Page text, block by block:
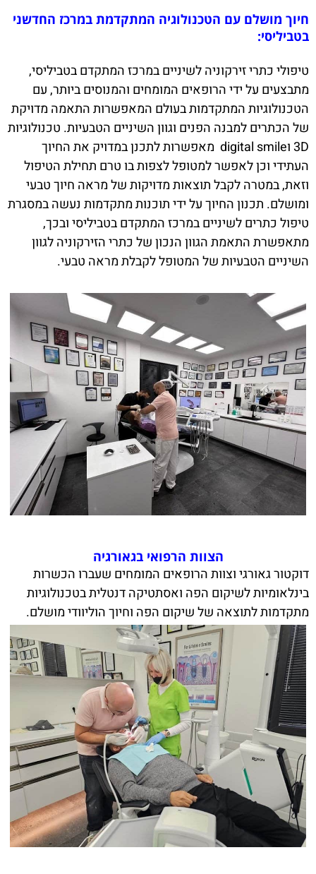
חיוך מושלם עם הטכנולוגיה המתקדמת במרכז החדשני
בטביליסי:
טיפולי כתרי זירקוניה לשיניים במרכז המתקדם בטביליסי,
מתבצעים על ידי הרופאים המומחים והמנוסים ביותר, עם
הטכנולוגיות המתקדמות בעולם המאפשרות התאמה מדויקת
של הכתרים למבנה הפנים וגוון השיניים הטבעיות. טכנולוגיות
3D וdigital smile מאפשרות לתכנן במדויק את החיוך
העתידי וכן לאפשר למטופל לצפות בו טרם תחילת הטיפול
וזאת, במטרה לקבל תוצאות מדויקות של מראה חיוך טבעי
ומושלם. תכנון החיוך על ידי תוכנות מתקדמות נעשה במסגרת
טיפול כתרים לשיניים במרכז המתקדם בטביליסי ובכך,
מתאפשרת התאמת הגוון הנכון של כתרי הזירקוניה לגוון
השיניים הטבעיות של המטופל לקבלת מראה טבעי.
הצוות הרפואי בגאורגיה
דוקטור גאורגי וצוות הרופאים המומחים שעברו הכשרות
בינלאומיות לשיקום הפה ואסתטיקה דנטלית בטכנולוגיות
מתקדמות לתוצאה של שיקום הפה וחיוך הוליוודי מושלם.